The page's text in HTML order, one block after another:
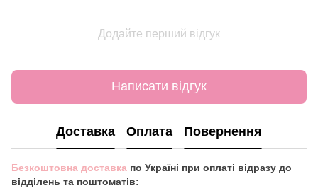
Додайте перший відгук
Написати відгук
Доставка Оплата Повернення
Безкоштовна доставка по Україні при оплаті відразу до
відділень та поштоматів: